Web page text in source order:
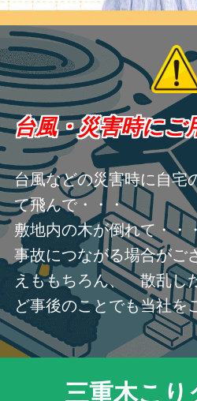
台風・災害時にご
台風などの災害時に自宅
て飛んで・・・
敷地内の木が倒れて・・
事故につながる場合がご
えももちろん、 散乱し
ど事後のことでも当社を
三重木こ